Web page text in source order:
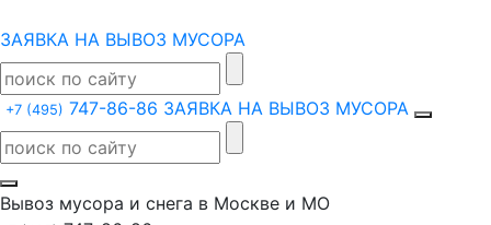
ЗАЯВКА НА ВЫВОЗ МУСОРА
+7 (495) 747-86-86 ЗАЯВКА НА ВЫВОЗ МУСОРА
Вывоз мусора и снега в Москве и МО